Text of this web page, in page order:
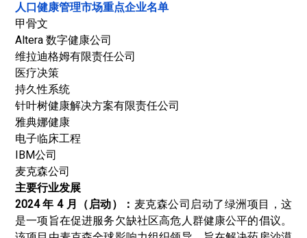
人口健康管理市场重点企业名单
甲骨文
Altera 数字健康公司
维拉迪格姆有限责任公司
医疗决策
持久性系统
针叶树健康解决方案有限责任公司
雅典娜健康
电子临床工程
IBM公司
麦克森公司
主要行业发展
2024 年 4 月（启动）： 麦克森公司启动了绿洲项目，这
是一项旨在促进服务欠缺社区高危人群健康公平的倡议。